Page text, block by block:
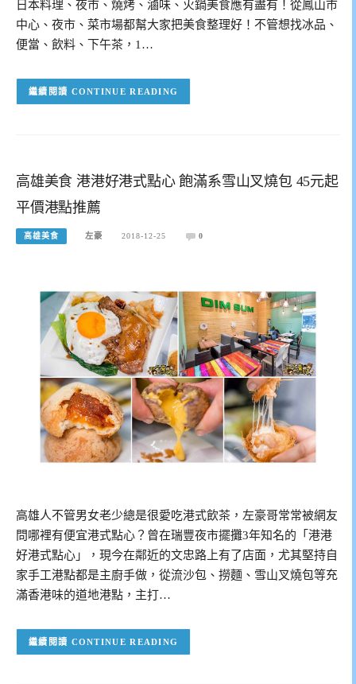
日本料理、夜市、燒烤、滷味、火鍋美食應有盡有！從鳳山市
中心、夜市、菜市場都幫大家把美食整理好！不管想找冰品、
便當、飲料、下午茶，1…
CONTINUE READING
高雄美食 港港好港式點心 飽滿系雪山叉燒包 45元起
平價港點推薦
高雄美食 左豪 2018-12-25 0
高雄人不管男女老少總是很愛吃港式飲茶，左豪哥常常被網友
問哪裡有便宜港式點心？曾在瑞豐夜市擺攤3年知名的「港港
好港式點心」，現今在鄰近的文忠路上有了店面，尤其堅持自
家手工港點都是主廚手做，從流沙包、撈麵、雪山叉燒包等充
滿香港味的道地港點，主打…
CONTINUE READING